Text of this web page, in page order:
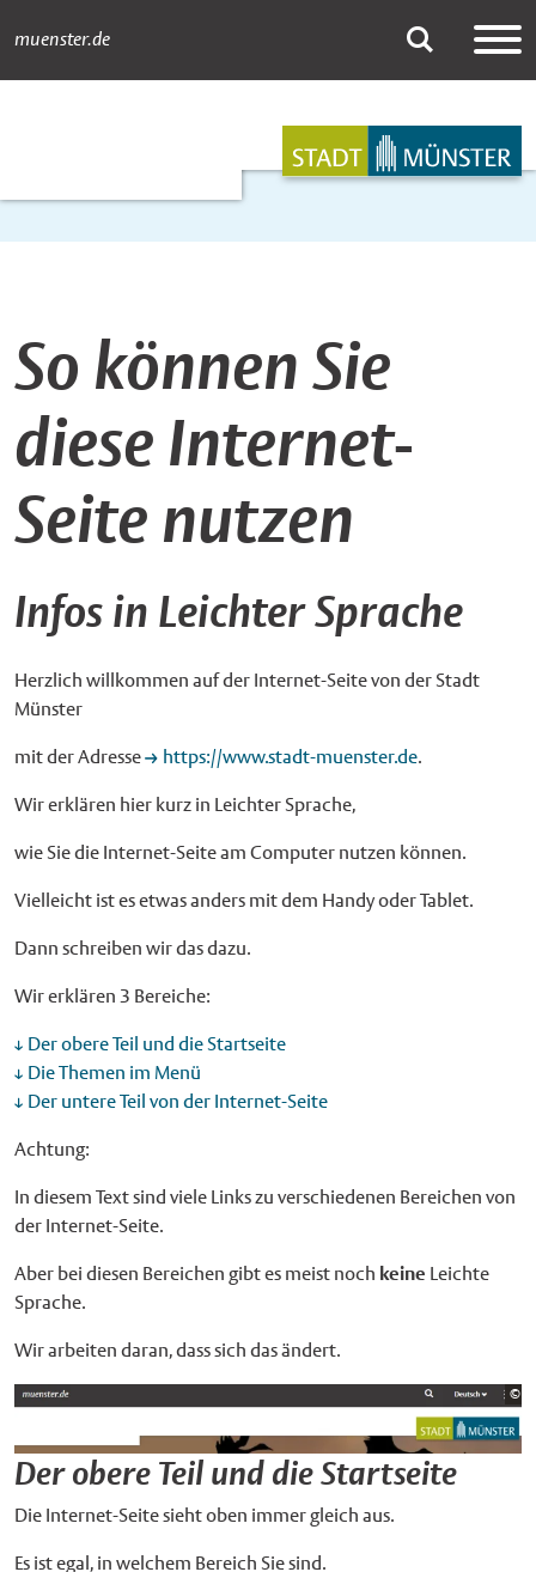
Leichte Sprache:
muenster.de
So können Sie
diese Internet-
Seite nutzen
Infos in Leichter Sprache
Herzlich willkommen auf der Internet-Seite von der Stadt
Münster
mit der Adresse https://www.stadt-muenster.de.
Wir erklären hier kurz in Leichter Sprache,
wie Sie die Internet-Seite am Computer nutzen können.
Vielleicht ist es etwas anders mit dem Handy oder Tablet.
Dann schreiben wir das dazu.
Wir erklären 3 Bereiche:
Der obere Teil und die Startseite
Die Themen im Menü
Der untere Teil von der Internet-Seite
Achtung:
In diesem Text sind viele Links zu verschiedenen Bereichen von
der Internet-Seite.
Aber bei diesen Bereichen gibt es meist noch keine Leichte
Sprache.
Wir arbeiten daran, dass sich das ändert.
©
Der obere Teil und die Startseite
Die Internet-Seite sieht oben immer gleich aus.
Es ist egal, in welchem Bereich Sie sind.